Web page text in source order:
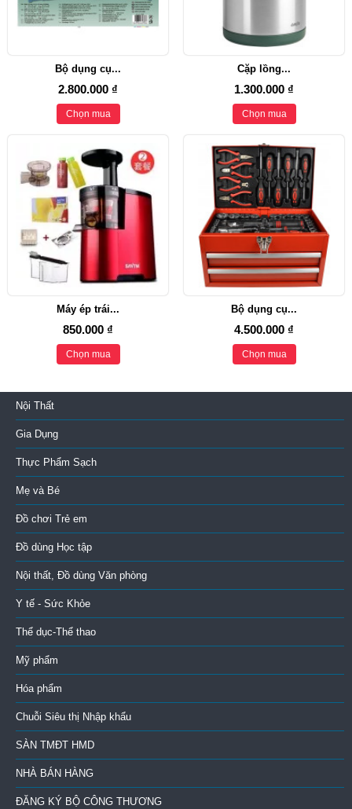
Bộ dụng cụ...
2.800.000 ₫
Chọn mua
Cặp lồng...
1.300.000 ₫
Chọn mua
Máy ép trái...
850.000 ₫
Chọn mua
Bộ dụng cụ...
4.500.000 ₫
Chọn mua
Nội Thất
Gia Dụng
Thực Phẩm Sạch
Mẹ và Bé
Đồ chơi Trẻ em
Đồ dùng Học tập
Nội thất, Đồ dùng Văn phòng
Y tế - Sức Khỏe
Thể dục-Thể thao
Mỹ phẩm
Hóa phẩm
Chuỗi Siêu thị Nhập khẩu
SÀN TMĐT HMD
NHÀ BÁN HÀNG
ĐĂNG KÝ BỘ CÔNG THƯƠNG